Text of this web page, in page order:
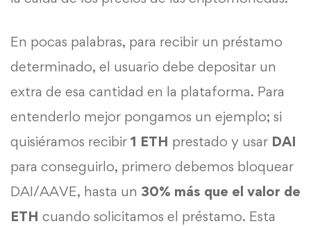
En pocas palabras, para recibir un préstamo
determinado, el usuario debe depositar un
extra de esa cantidad en la plataforma. Para
entenderlo mejor pongamos un ejemplo; si
quisiéramos recibir 1 ETH prestado y usar DAI
para conseguirlo, primero debemos bloquear
DAI/AAVE, hasta un 30% más que el valor de
ETH cuando solicitamos el préstamo. Esta